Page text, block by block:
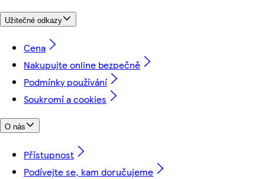
Užitečné odkazy
Cena
Nakupujte online bezpečně
Podmínky používání
Soukromí a cookies
O nás
Přístupnost
Podívejte se, kam doručujeme